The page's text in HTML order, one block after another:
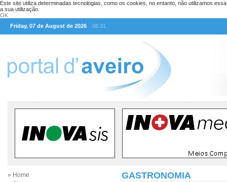
Este site utiliza determinadas tecnologias, como os cookies, no entanto, não utilizamos
a sua utilização.
OK
Friday, 07 de August de 2026
06:31
» Home
GASTRONOMIA